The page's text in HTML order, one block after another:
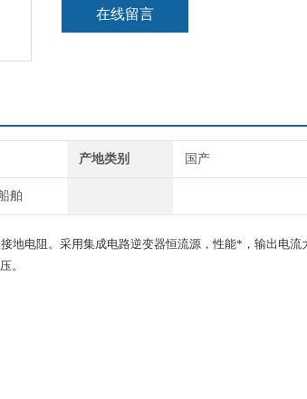
在线留言
产地类别 国产
舶
地电阻。采用集成电路逆变器恒流源，性能*，输出电
。